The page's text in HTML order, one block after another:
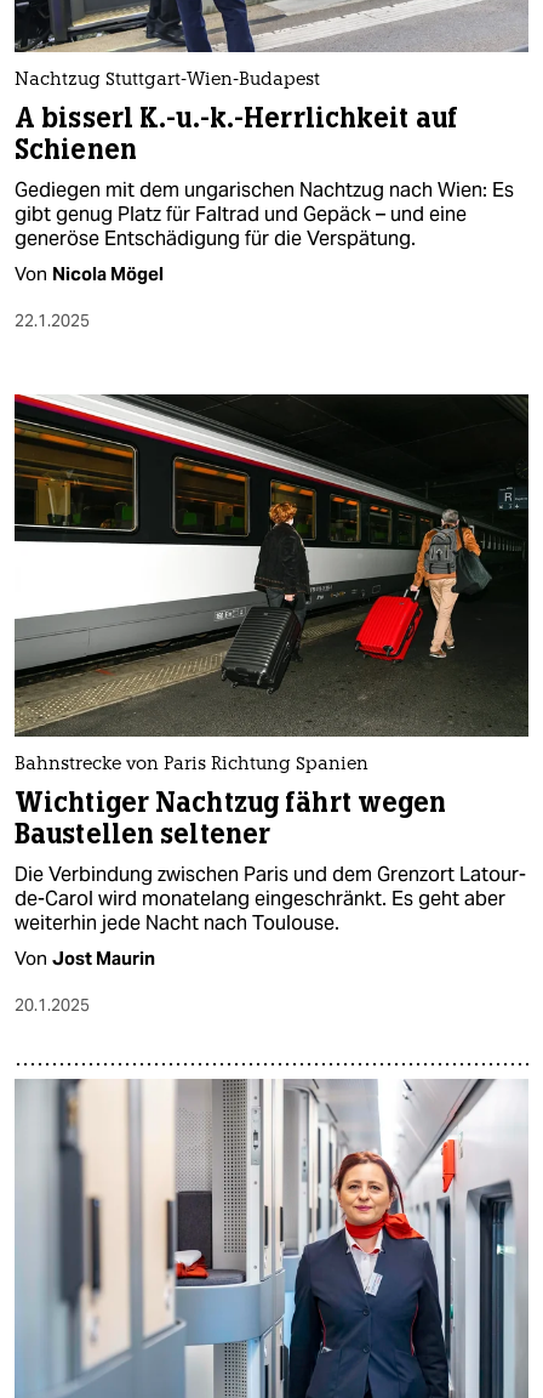
Nachtzug Stuttgart-Wien-Budapest
A bisserl K.-u.-k.-Herrlichkeit auf
Schienen
Gediegen mit dem ungarischen Nachtzug nach Wien: Es
gibt genug Platz für Faltrad und Gepäck – und eine
generöse Entschädigung für die Verspätung.
Von Nicola Mögel
22.1.2025
Bahnstrecke von Paris Richtung Spanien
Wichtiger Nachtzug fährt wegen
Baustellen seltener
Die Verbindung zwischen Paris und dem Grenzort Latour-
de-Carol wird monatelang eingeschränkt. Es geht aber
weiterhin jede Nacht nach Toulouse.
Von Jost Maurin
20.1.2025